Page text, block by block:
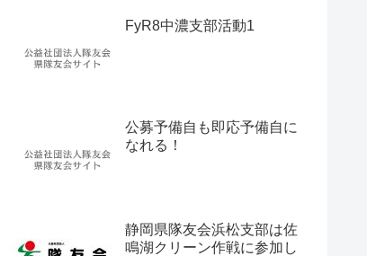
FyR8中濃支部活動1
公募予備自も即応予備自に
なれる！
静岡県隊友会浜松支部は佐
鳴湖クリーン作戦に参加し